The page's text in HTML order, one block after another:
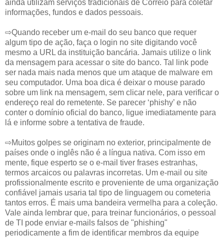
ainda utilizam serviços tradicionais de Correio para coletar
informações, fundos e dados pessoais.
⇨Quando receber um e-mail do seu banco que requer
algum tipo de ação, faça o login no site digitando você
mesmo a URL da instituição bancária. Jamais utilize o link
da mensagem para acessar o site do banco. Tal link pode
ser nada mais nada menos que um ataque de malware em
seu computador. Uma boa dica é deixar o mouse parado
sobre um link na mensagem, sem clicar nele, para verificar o
endereço real do remetente. Se parecer ‘phishy’ e não
conter o domínio oficial do banco, ligue imediatamente para
lá e informe sobre a tentativa de fraude.
⇨Muitos golpes se originam no exterior, principalmente de
países onde o inglês não é a língua nativa. Com isso em
mente, fique esperto se o e-mail tiver frases estranhas,
termos arcaicos ou palavras incorretas. Um e-mail ou site
profissionalmente escrito e proveniente de uma organização
confiável jamais usaria tal tipo de linguagem ou cometeria
tantos erros. É mais uma bandeira vermelha para a coleção.
Vale ainda lembrar que, para treinar funcionários, o pessoal
de TI pode enviar e-mails falsos de "phishing"
periodicamente a fim de identificar membros da equipe